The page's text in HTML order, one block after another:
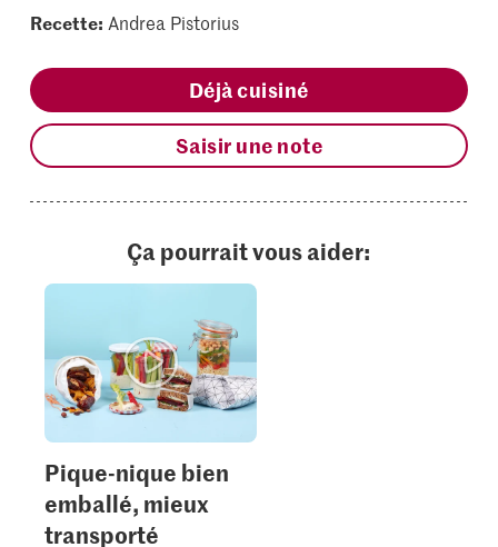
Recette: Andrea Pistorius
Déjà cuisiné
Saisir une note
Ça pourrait vous aider:
Pique-nique bien
emballé, mieux
transporté